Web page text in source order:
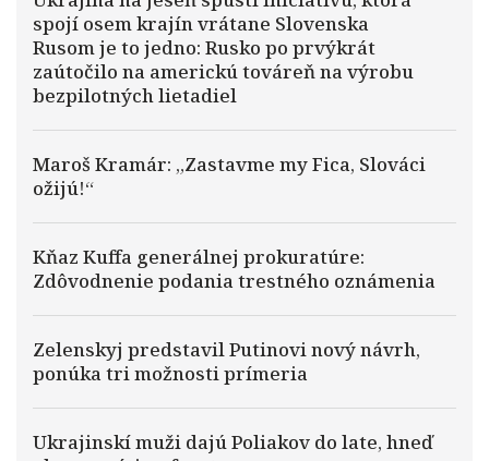
spojí osem krajín vrátane Slovenska
Rusom je to jedno: Rusko po prvýkrát
zaútočilo na americkú továreň na výrobu
bezpilotných lietadiel
Maroš Kramár: „Zastavme my Fica, Slováci
ožijú!“
Kňaz Kuffa generálnej prokuratúre:
Zdôvodnenie podania trestného oznámenia
Zelenskyj predstavil Putinovi nový návrh,
ponúka tri možnosti prímeria
Ukrajinskí muži dajú Poliakov do late, hneď